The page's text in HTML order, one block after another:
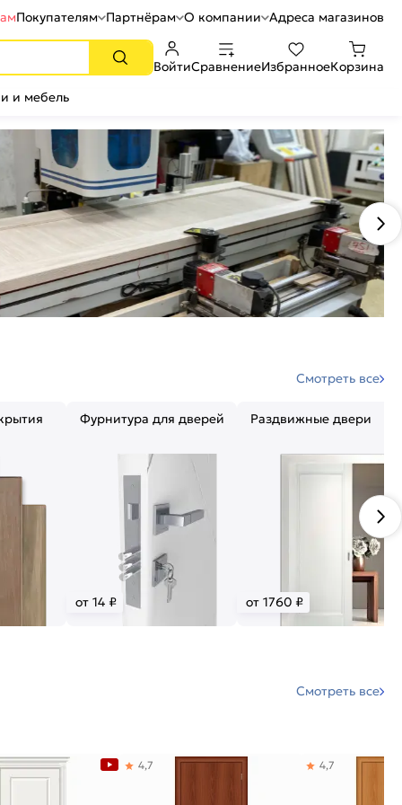
Покупателям Партнёрам О компании Адреса магазинов
ВойтиСравнениеИзбранноеКорзина
и мебель
Смотреть все
Фурнитура для дверей
от 14 ₽
Раздвижные двери
от 1760 ₽
Смотреть все
4,7 4,7